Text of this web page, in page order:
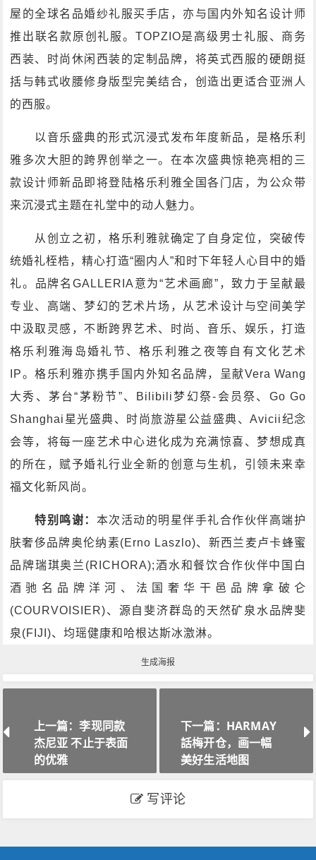
屋的全球名品婚纱礼服买手店，亦与国内外知名设计师
推出联名款原创礼服。TOPZIO是高级男士礼服、商务
西装、时尚休闲西装的定制品牌，将英式西服的硬朗挺
括与韩式收腰修身版型完美结合，创造出更适合亚洲人
的西服。
以音乐盛典的形式沉浸式发布年度新品，是格乐利
雅多次大胆的跨界创举之一。在本次盛典惊艳亮相的三
款设计师新品即将登陆格乐利雅全国各门店，为公众带
来沉浸式主题在礼堂中的动人魅力。
从创立之初，格乐利雅就确定了自身定位，突破传
统婚礼桎梏，精心打造“圈内人”和时下年轻人心目中的婚
礼。品牌名GALLERIA意为“艺术画廊”，致力于呈献最
专业、高端、梦幻的艺术片场，从艺术设计与空间美学
中汲取灵感，不断跨界艺术、时尚、音乐、娱乐，打造
格乐利雅海岛婚礼节、格乐利雅之夜等自有文化艺术
IP。格乐利雅亦携手国内外知名品牌，呈献Vera Wang
大秀、茅台“茅粉节”、Bilibili梦幻祭-会员祭、Go Go
Shanghai星光盛典、时尚旅游星公益盛典、Avicii纪念
会等，将每一座艺术中心进化成为充满惊喜、梦想成真
的所在，赋予婚礼行业全新的创意与生机，引领未来幸
福文化新风尚。
特别鸣谢： 本次活动的明星伴手礼合作伙伴高端护
肤奢侈品牌奥伦纳素(Erno Laszlo)、新西兰麦卢卡蜂蜜
品牌瑞琪奥兰(RICHORA);酒水和餐饮合作伙伴中国白
酒驰名品牌洋河、法国奢华干邑品牌拿破仑
(COURVOISIER)、源自斐济群岛的天然矿泉水品牌斐
泉(FIJI)、均瑶健康和哈根达斯冰激淋。
生成海报
上一篇：李现同款
杰尼亚 不止于表面
的优雅
下一篇：HARMAY
話梅开仓，画一幅
美好生活地图
写评论